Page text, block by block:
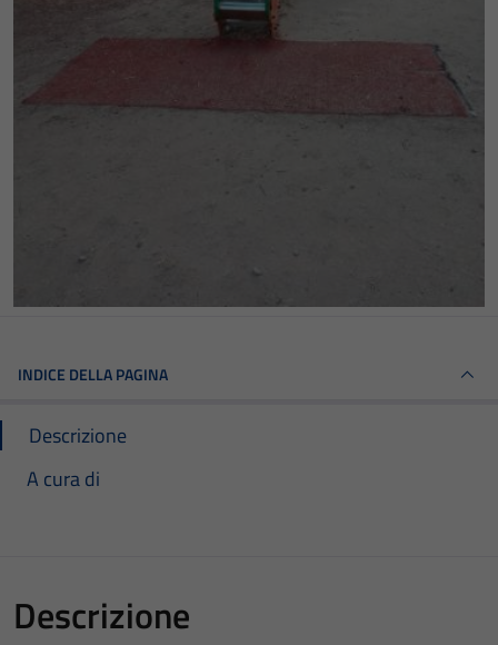
INDICE DELLA PAGINA
Descrizione
A cura di
Descrizione